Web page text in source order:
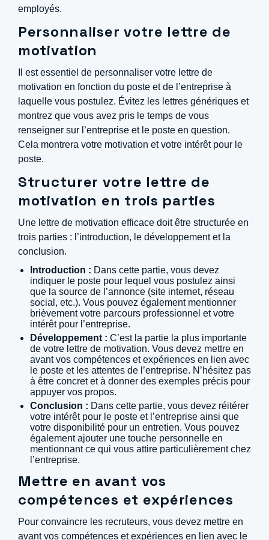
employés.
Personnaliser votre lettre de
motivation
Il est essentiel de personnaliser votre lettre de
motivation en fonction du poste et de l’entreprise à
laquelle vous postulez. Évitez les lettres génériques et
montrez que vous avez pris le temps de vous
renseigner sur l’entreprise et le poste en question.
Cela montrera votre motivation et votre intérêt pour le
poste.
Structurer votre lettre de
motivation en trois parties
Une lettre de motivation efficace doit être structurée en
trois parties : l’introduction, le développement et la
conclusion.
Introduction : Dans cette partie, vous devez
indiquer le poste pour lequel vous postulez ainsi
que la source de l’annonce (site internet, réseau
social, etc.). Vous pouvez également mentionner
brièvement votre parcours professionnel et votre
intérêt pour l’entreprise.
Développement : C’est la partie la plus importante
de votre lettre de motivation. Vous devez mettre en
avant vos compétences et expériences en lien avec
le poste et les attentes de l’entreprise. N’hésitez pas
à être concret et à donner des exemples précis pour
appuyer vos propos.
Conclusion : Dans cette partie, vous devez réitérer
votre intérêt pour le poste et l’entreprise ainsi que
votre disponibilité pour un entretien. Vous pouvez
également ajouter une touche personnelle en
mentionnant ce qui vous attire particulièrement chez
l’entreprise.
Mettre en avant vos
compétences et expériences
Pour convaincre les recruteurs, vous devez mettre en
avant vos compétences et expériences en lien avec le